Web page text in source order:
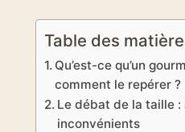
Table des
Qu’est-ce qu’un
comment le repérer ?
Le débat de la taille :
inconvénients